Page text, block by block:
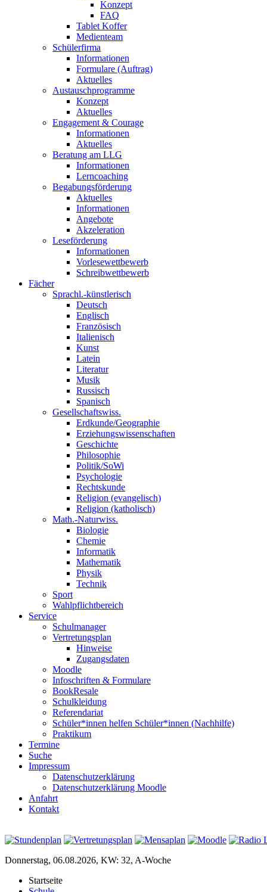
Konzept
FAQ
Tablet Koffer
Medienteam
Schülerfirma
Informationen
Formulare (Auftrag)
Aktuelles
Austauschprogramme
Konzept
Aktuelles
Engagement & Courage
Informationen
Aktuelles
Beratung am LLG
Informationen
Lerncoaching
Begabungsförderung
Aktuelles
Informationen
Angebote
Akzeleration
Leseförderung
Informationen
Vorlesewettbewerb
Schreibwettbewerb
Fächer
Sprachl.-künstlerisch
Deutsch
Englisch
Französisch
Italienisch
Kunst
Latein
Literatur
Musik
Russisch
Spanisch
Gesellschaftswiss.
Erdkunde/Geographie
Erziehungswissenschaften
Geschichte
Philosophie
Politik/SoWi
Psychologie
Rechtskunde
Religion (evangelisch)
Religion (katholisch)
Math.-Naturwiss.
Biologie
Chemie
Informatik
Mathematik
Physik
Technik
Sport
Wahlpflichtbereich
Service
Schulmanager
Vertretungsplan
Hinweise
Zugangsdaten
Moodle
Infoschriften & Formulare
BookResale
Schulkleidung
Referendariat
Schüler*innen helfen Schüler*innen (Nachhilfe)
Praktikum
Termine
Suche
Impressum
Datenschutzerklärung
Datenschutzerklärung Moodle
Anfahrt
Kontakt
Donnerstag, 06.08.2026, KW: 32, A-Woche
Startseite